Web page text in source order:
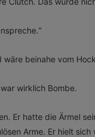
beinahe vom
wirklich Bombe.
Er hatte die Ärmel
Arme. Er hielt